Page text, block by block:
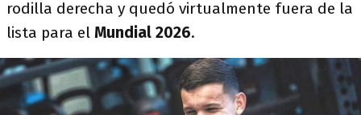
rodilla derecha y quedó virtualmente fuera de la
lista para el Mundial 2026.